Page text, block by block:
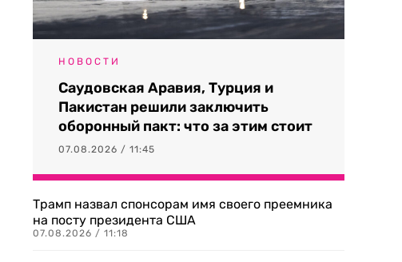
НОВОСТИ
Саудовская Аравия, Турция и
Пакистан решили заключить
оборонный пакт: что за этим стоит
07.08.2026 / 11:45
Трамп назвал спонсорам имя своего преемника
на посту президента США
07.08.2026 / 11:18